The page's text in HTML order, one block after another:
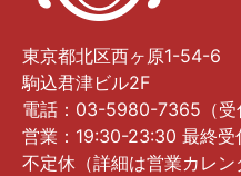
東京都北区西ヶ原1-54-6
駒込君津ビル2F
電話：03-5980-7365（受
営業：19:30-23:30 最終
不定休（詳細は営業カレン